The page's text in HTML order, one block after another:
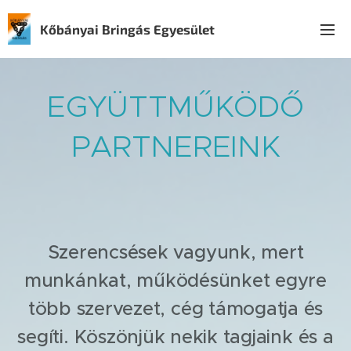
Kőbányai Bringás Egyesület
EGYÜTTMŰKÖDŐ
PARTNEREINK
Szerencsések vagyunk, mert
munkánkat, működésünket egyre
több szervezet, cég támogatja és
segíti. Köszönjük nekik tagjaink és a
BAJTÁ
RSI
EGYES
ÜLETE